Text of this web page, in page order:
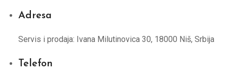
Adresa
Servis i prodaja: Ivana Milutinovica 30, 18000 Niš, Srbija
Telefon